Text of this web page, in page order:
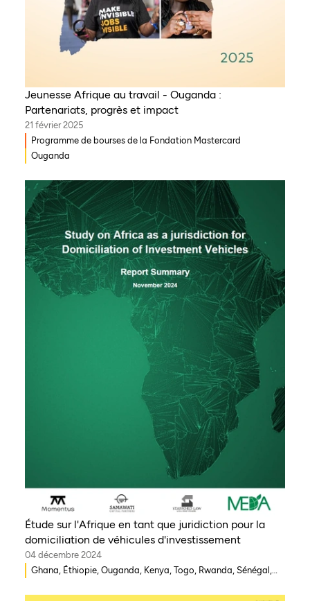
Jeunesse Afrique au travail - Ouganda :
Partenariats, progrès et impact
21 février 2025
Programme de bourses de la Fondation Mastercard
Ouganda
Étude sur l'Afrique en tant que juridiction pour la
domiciliation de véhicules d'investissement
04 décembre 2024
Ghana, Éthiopie, Ouganda, Kenya, Togo, Rwanda, Sénégal,